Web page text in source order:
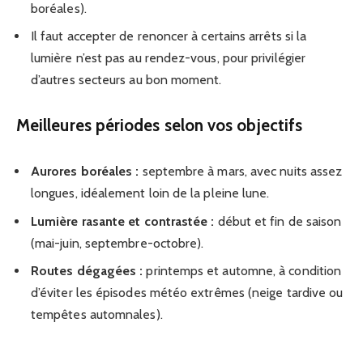
boréales).
Il faut accepter de renoncer à certains arrêts si la
lumière n’est pas au rendez-vous, pour privilégier
d’autres secteurs au bon moment.
Meilleures périodes selon vos objectifs
Aurores boréales : septembre à mars, avec nuits assez
longues, idéalement loin de la pleine lune.
Lumière rasante et contrastée : début et fin de saison
(mai-juin, septembre-octobre).
Routes dégagées : printemps et automne, à condition
d’éviter les épisodes météo extrêmes (neige tardive ou
tempêtes automnales).